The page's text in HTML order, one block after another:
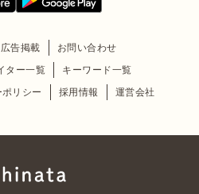
広告掲載
お問い合わせ
ター一覧
キーワード一覧
リシー 採用情報 運営会社